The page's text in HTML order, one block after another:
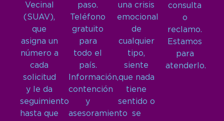
Vecinal
(SUAV),
que
asigna un
número a
cada
solicitud
y le da
seguimiento
hasta que
paso.
Teléfono
gratuito
para
todo el
país.
Información,
contención
y
asesoramiento
una crisis
emocional
de
cualquier
tipo,
siente
que nada
tiene
sentido o
se
consulta
o
reclamo.
Estamos
para
atenderlo.